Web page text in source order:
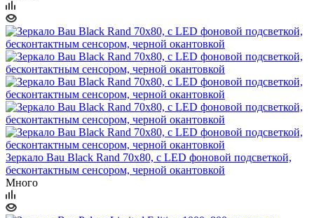
Зеркало Bau Black Rand 70х80, с LED фоновой подсветкой,
бесконтактным сенсором, черной окантовкой
Много